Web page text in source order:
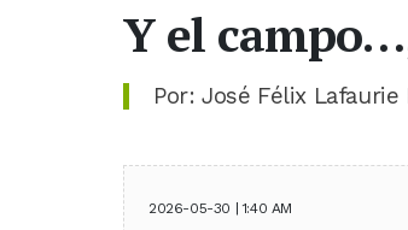
Y el
Por: José Félix Lafaurie
2026-05-30 | 1:40 AM